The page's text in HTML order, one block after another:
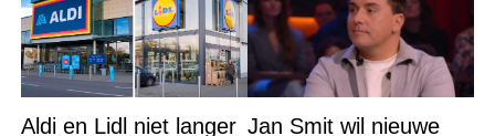
Aldi en Lidl niet langer Jan Smit wil nieuwe